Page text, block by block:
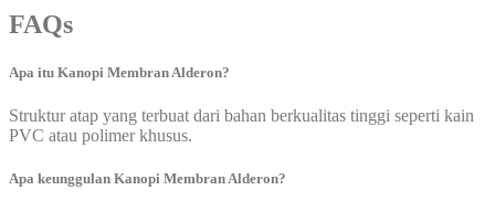
FAQs
Apa itu Kanopi Membran Alderon?
Struktur atap yang terbuat dari bahan berkualitas tinggi seperti kain
PVC atau polimer khusus.
Apa keunggulan Kanopi Membran Alderon?